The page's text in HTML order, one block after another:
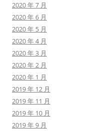
2020 年 7 月
2020 年 6 月
2020 年 5 月
2020 年 4 月
2020 年 3 月
2020 年 2 月
2020 年 1 月
2019 年 12 月
2019 年 11 月
2019 年 10 月
2019 年 9 月